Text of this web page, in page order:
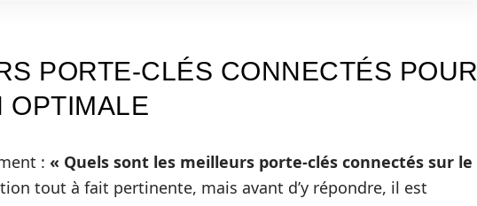
PORTE-CLÉS CONNECTÉS POUR
OPTIMALE
: « Quels sont les meilleurs porte-clés connectés sur le
tout à fait pertinente, mais avant d’y répondre, il est